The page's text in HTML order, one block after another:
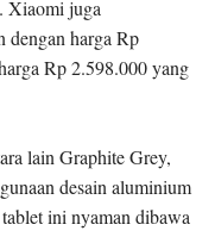
Xiaomi juga
dengan harga Rp
Rp 2.598.000 yang
lain Graphite Grey,
desain aluminium
ini nyaman dibawa